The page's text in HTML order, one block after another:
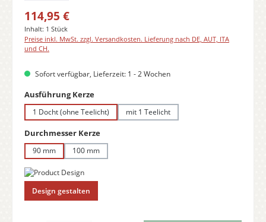
Regulärer Preis:
114,95 €
Inhalt: 1 Stück
Preise inkl. MwSt. zzgl. Versandkosten. Lieferung nach DE, AUT, ITA
und CH.
Sofort verfügbar, Lieferzeit: 1 - 2 Wochen
Ausführung Kerzeauswählen
1 Docht (ohne Teelicht) mit 1 Teelicht
Durchmesser Kerzeauswählen
90 mm 100 mm
Design gestalten